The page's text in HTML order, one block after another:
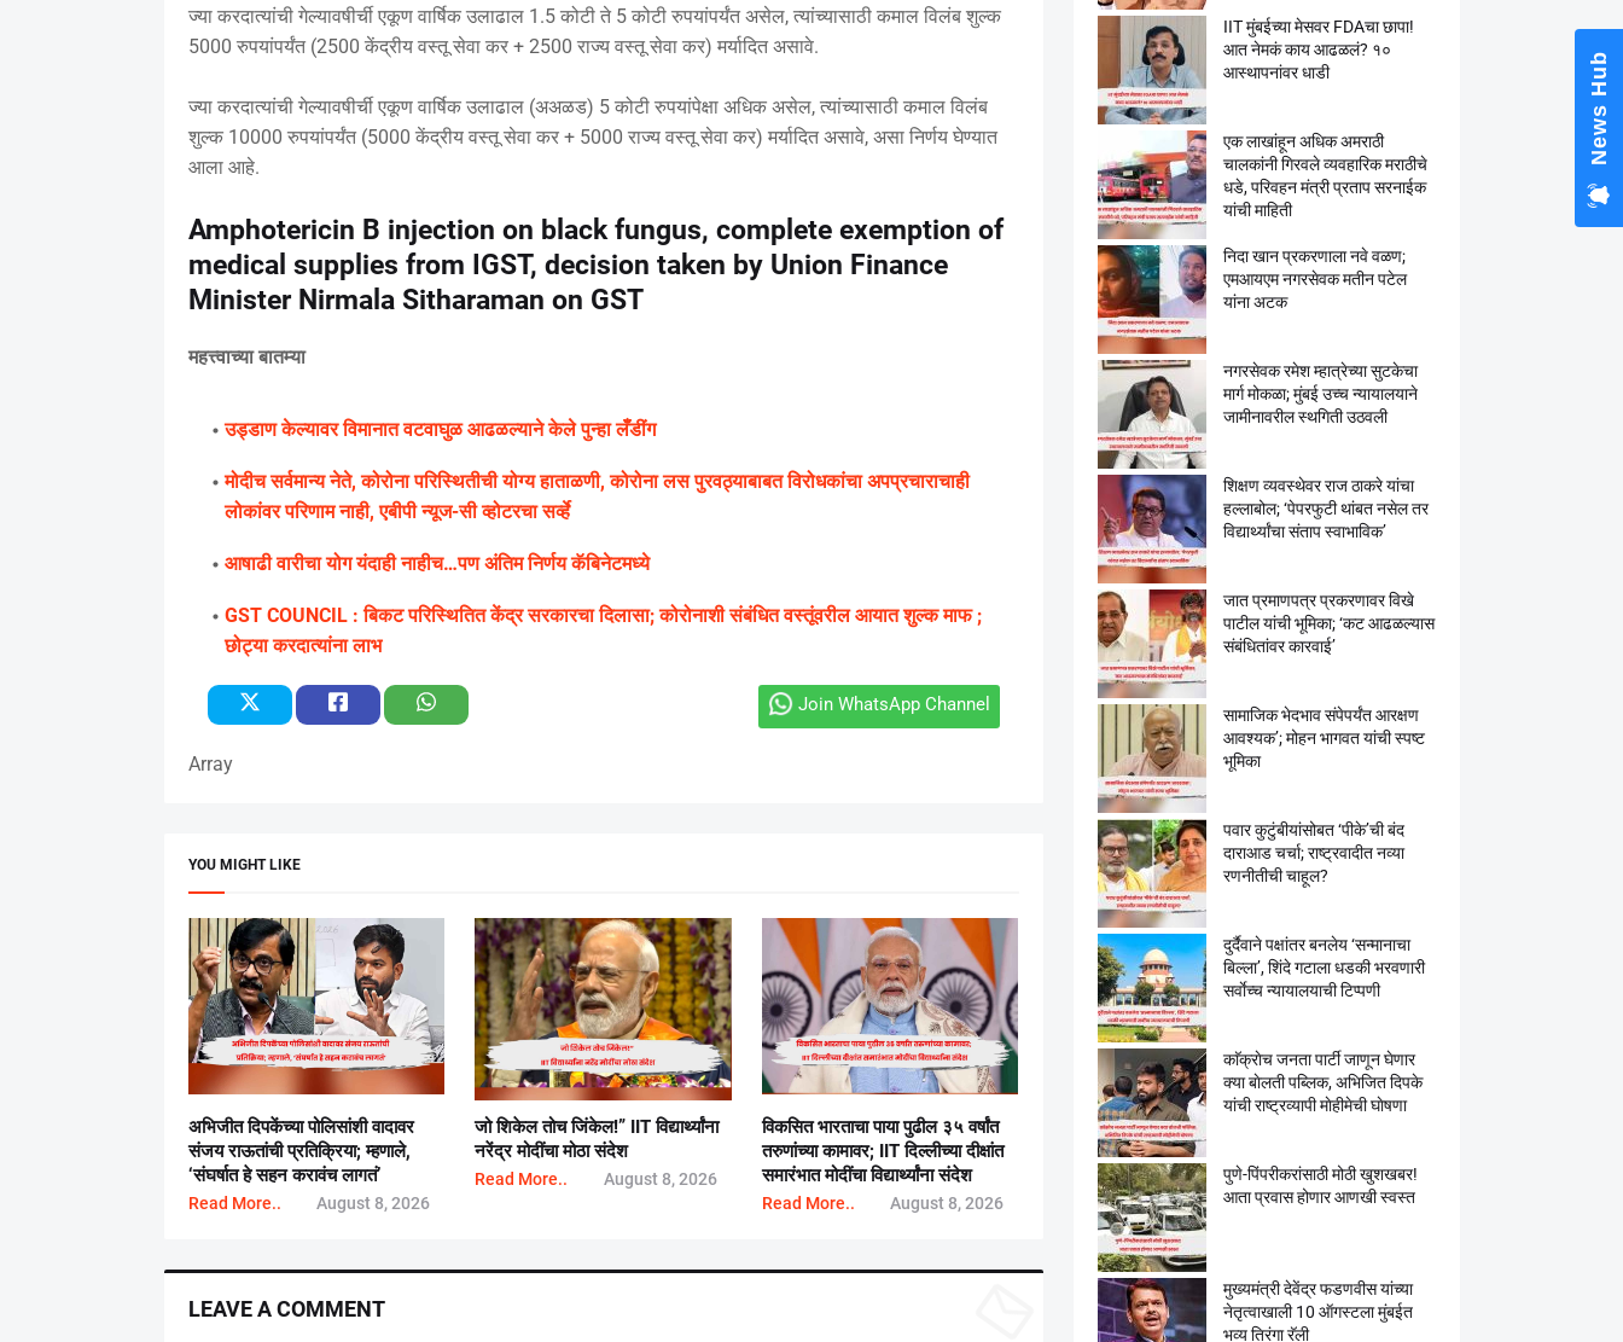
ज्या करदात्यांची गेल्यावषीर्ची एकूण वार्षिक उलाढाल 1.5 कोटी ते 5 कोटी रुपयांपर्यंत असेल, त्यांच्यासाठी कमाल विलंब शुल्क
5000 रुपयांपर्यंत (2500 केंद्रीय वस्तू सेवा कर + 2500 राज्य वस्तू सेवा कर) मर्यादित असावे.
ज्या करदात्यांची गेल्यावषीर्ची एकूण वार्षिक उलाढाल (अअळड) 5 कोटी रुपयांपेक्षा अधिक असेल, त्यांच्यासाठी कमाल विलंब
शुल्क 10000 रुपयांपर्यंत (5000 केंद्रीय वस्तू सेवा कर + 5000 राज्य वस्तू सेवा कर) मर्यादित असावे, असा निर्णय घेण्यात
आला आहे.
Amphotericin B injection on black fungus, complete exemption of
medical supplies from IGST, decision taken by Union Finance
Minister Nirmala Sitharaman on GST
महत्त्वाच्या बातम्या
उड्डाण केल्यावर विमानात वटवाघुळ आढळल्याने केले पुन्हा लॅँडींग
मोदीच सर्वमान्य नेते, कोरोना परिस्थितीची योग्य हाताळणी, कोरोना लस पुरवठ्याबाबत विरोधकांचा अपप्रचाराचाही
लोकांवर परिणाम नाही, एबीपी न्यूज-सी व्होटरचा सर्व्हे
आषाढी वारीचा योग यंदाही नाहीच…पण अंतिम निर्णय कॅबिनेटमध्ये
GST COUNCIL : बिकट परिस्थितित केंद्र सरकारचा दिलासा; कोरोनाशी संबंधित वस्तूंवरील आयात शुल्क माफ ;
छोट्या करदात्यांना लाभ
Join WhatsApp Channel
Array
YOU MIGHT LIKE
अभिजीत दिपकेंच्या पोलिसांशी वादावर
संजय राऊतांची प्रतिक्रिया; म्हणाले,
‘संघर्षात हे सहन करावंच लागतं’
Read More.. August 8, 2026
जो शिकेल तोच जिंकेल!” IIT विद्यार्थ्यांना
नरेंद्र मोदींचा मोठा संदेश
Read More.. August 8, 2026
विकसित भारताचा पाया पुढील ३५ वर्षांत
तरुणांच्या कामावर; IIT दिल्लीच्या दीक्षांत
समारंभात मोदींचा विद्यार्थ्यांना संदेश
Read More.. August 8, 2026
LEAVE A COMMENT
IIT मुंबईच्या मेसवर FDAचा छापा!
आत नेमकं काय आढळलं? १०
आस्थापनांवर धाडी
एक लाखांहून अधिक अमराठी
चालकांनी गिरवले व्यवहारिक मराठीचे
धडे, परिवहन मंत्री प्रताप सरनाईक
यांची माहिती
निदा खान प्रकरणाला नवे वळण;
एमआयएम नगरसेवक मतीन पटेल
यांना अटक
नगरसेवक रमेश म्हात्रेच्या सुटकेचा
मार्ग मोकळा; मुंबई उच्च न्यायालयाने
जामीनावरील स्थगिती उठवली
शिक्षण व्यवस्थेवर राज ठाकरे यांचा
हल्लाबोल; ‘पेपरफुटी थांबत नसेल तर
विद्यार्थ्यांचा संताप स्वाभाविक’
जात प्रमाणपत्र प्रकरणावर विखे
पाटील यांची भूमिका; ‘कट आढळल्यास
संबंधितांवर कारवाई’
सामाजिक भेदभाव संपेपर्यंत आरक्षण
आवश्यक’; मोहन भागवत यांची स्पष्ट
भूमिका
पवार कुटुंबीयांसोबत ‘पीके’ची बंद
दाराआड चर्चा; राष्ट्रवादीत नव्या
रणनीतीची चाहूल?
दुर्दैवाने पक्षांतर बनलेय ‘सन्मानाचा
बिल्ला’, शिंदे गटाला धडकी भरवणारी
सर्वाेच्च न्यायालयाची टिप्पणी
काॅक्राेच जनता पार्टी जाणून घेणार
क्या बाेलती पब्लिक, अभिजित दिपके
यांची राष्ट्रव्यापी माेहीमेची घाेषणा
पुणे-पिंपरीकरांसाठी मोठी खुशखबर!
आता प्रवास होणार आणखी स्वस्त
मुख्यमंत्री देवेंद्र फडणवीस यांच्या
नेतृत्वाखाली 10 ऑगस्टला मुंबईत
भव्य तिरंगा रॅली
News Hub